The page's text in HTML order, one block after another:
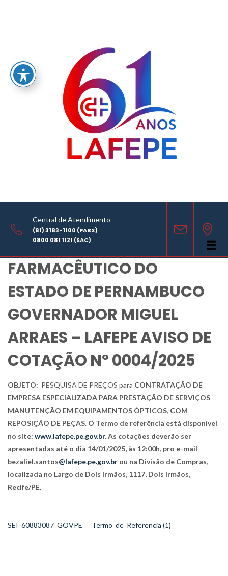
Central de Atendimento
(81) 3183-1100 (PABX)
0800 081 1121 (SAC)
LABORATÓRIO FARMACÊUTICO DO ESTADO DE PERNAMBUCO
GOVERNADOR MIGUEL ARRAES - LAFEPE AVISO DE COTAÇÃO Nº 0004/2025
COMPARTILHE
LABORATÓRIO
FARMACÊUTICO DO
ESTADO DE PERNAMBUCO
GOVERNADOR MIGUEL
ARRAES – LAFEPE AVISO DE
COTAÇÃO Nº 0004/2025
OBJETO: PESQUISA DE PREÇOS para CONTRATAÇÃO DE
EMPRESA ESPECIALIZADA PARA PRESTAÇÃO DE SERVIÇOS
MANUTENÇÃO EM EQUIPAMENTOS ÓPTICOS, COM
REPOSIÇÃO DE PEÇAS. O Termo de referência está disponível
no site: www.lafepe.pe.gov.br. As cotações deverão ser
apresentadas até o dia 14/01/2025, às 12:00h, pro e-mail
bezaliel.santos@lafepe.pe.gov.br ou na Divisão de Compras,
localizada no Largo de Dois Irmãos, 1117, Dois Irmãos,
Recife/PE.
SEI_60883087_GOVPE___Termo_de_Referencia (1)